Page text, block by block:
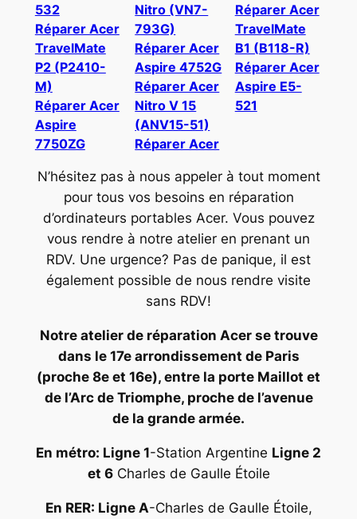
532
Réparer Acer
TravelMate
P2 (P2410-
M)
Réparer Acer
Aspire
7750ZG
Nitro (VN7-
793G)
Réparer Acer
Aspire 4752G
Réparer Acer
Nitro V 15
(ANV15-51)
Réparer Acer
Réparer Acer
TravelMate
B1 (B118-R)
Réparer Acer
Aspire E5-
521
N’hésitez pas à nous appeler à tout moment
pour tous vos besoins en réparation
d’ordinateurs portables Acer. Vous pouvez
vous rendre à notre atelier en prenant un
RDV. Une urgence? Pas de panique, il est
également possible de nous rendre visite
sans RDV!
Notre atelier de réparation Acer se trouve
dans le 17e arrondissement de Paris
(proche 8e et 16e), entre la porte Maillot et
de l’Arc de Triomphe, proche de l’avenue
de la grande armée.
En métro: Ligne 1-Station Argentine Ligne 2
et 6Charles de Gaulle Étoile
En RER: Ligne A-Charles de Gaulle Étoile,